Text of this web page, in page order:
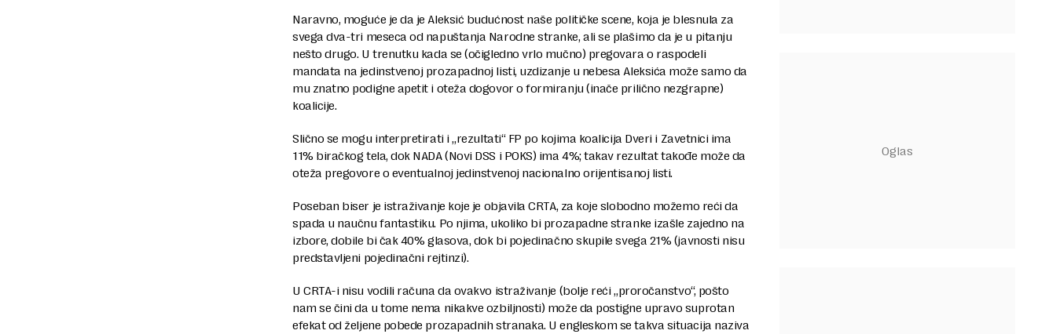
Naravno, moguće je da je Aleksić budućnost naše političke scene, koja je blesnula za
svega dva-tri meseca od napuštanja Narodne stranke, ali se plašimo da je u pitanju
nešto drugo. U trenutku kada se (očigledno vrlo mučno) pregovara o raspodeli
mandata na jedinstvenoj prozapadnoj listi, uzdizanje u nebesa Aleksića može samo da
mu znatno podigne apetit i oteža dogovor o formiranju (inače prilično nezgrapne)
koalicije.
Slično se mogu interpretirati i „rezultati“ FP po kojima koalicija Dveri i Zavetnici ima
11% biračkog tela, dok NADA (Novi DSS i POKS) ima 4%; takav rezultat takođe može da
oteža pregovore o eventualnoj jedinstvenoj nacionalno orijentisanoj listi.
Poseban biser je istraživanje koje je objavila CRTA, za koje slobodno možemo reći da
spada u naučnu fantastiku. Po njima, ukoliko bi prozapadne stranke izašle zajedno na
izbore, dobile bi čak 40% glasova, dok bi pojedinačno skupile svega 21% (javnosti nisu
predstavljeni pojedinačni rejtinzi).
U CRTA-i nisu vodili računa da ovakvo istraživanje (bolje reći „proročanstvo“, pošto
nam se čini da u tome nema nikakve ozbiljnosti) može da postigne upravo suprotan
efekat od željene pobede prozapadnih stranaka. U engleskom se takva situacija naziva